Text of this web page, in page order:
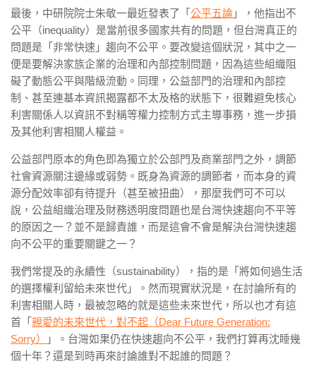
最後，中研院院士朱敬一最近發表了「 公平五論 」，他指出不
公平（inequality）是當前很多國家共有的問題，但台灣真正的
問題是「非常快速」趨向不公平。要改變這個狀況，其中之一
便是要解決家族企業的治理和內部控制問題，因為這些組織阻
礙了動態公平與階級流動。同理，公益部門的治理和內部控
制、甚至連基本資訊揭露都不太及格的狀態下，很難避免核心
利害關係人以資訊不對稱等權力控制方式主導事務，進一步損
及其他利害相關人權益。
公益部門原本的角色即為獨立於公部門及商業部門之外，調節
社會資源關注邊緣或弱勢。既身為資源的調節者，而本身的資
源分配效率卻有待提升（甚至被扭曲），那麼我們可不可以
說，公益組織治理及財務透明度問題也是台灣快速趨向不平等
的原因之一？並不是歸責誰，而是這會不會是解決台灣快速趨
向不公平的重要關鍵之一？
我們常提及的永續性（sustainability），指的是「將如何過生活
的選擇權利留給未來世代」。然而現實狀況是，在討論所有的
利害相關人時，最被忽略的就是這些未來世代，所以也才有這
首「 親愛的未來世代，對不起（Dear Future Generation:
Sorry）
」。台灣如果仍在快速趨向不公平，我們打算再沈睡幾
個十年？還是到時再來討論誰對不起誰的問題？